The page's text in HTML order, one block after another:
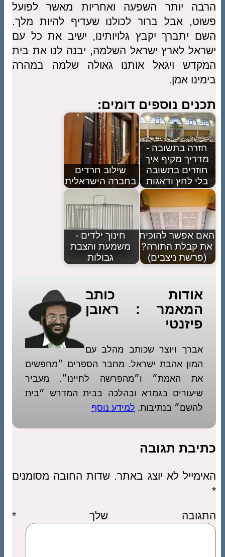
הרבה יותר השפעה ואחריות מאשר לפועל
פשוט, אבל ברור לכולנו שעדיף להיות מלך.
השם יתברך יקבץ גלויותינו, ישיב את כל עם
ישראל לארץ ישראל השלמה, יבנה לנו את בית
המקדש ויגאל אותנו גאולה שלמה במהרה
בימינו אמן.
תכנים נוספים דומים:
חזרה בתשובה -
מדריך מקיף איך
חוזרים בתשובה
בלי לחץ ודאגות
שילוב חרדים
בחברה הישראלית
האם אפשר להוכיח
את קבלת התורה?
(פרשת ניצבים)
חינוך ילדים -
משמעת והצבת
גבולות
אודות כותב
המאמר : ראובן
פיזנטי
אברך ויוצר שכותב מהלב עם
המון אהבת ישראל. מחבר הספרים ״מחפשים
את האמת״ ו״מהפרשה לחיינו״. מעביר
שיעורים בגמרא ובהלכה בבית המדרש ״בית
להשם״ בנתיבות. למידע נוסף
כתיבת תגובה
האימייל לא יוצג באתר. שדות החובה מסומנים
*
התגובה שלך*